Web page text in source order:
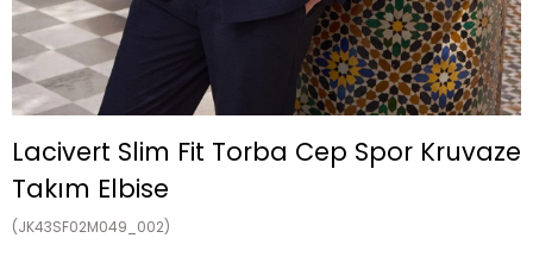
Lacivert Slim Fit Torba Cep Spor Kruvaze
Takım Elbise
(JK43SF02M049_002)